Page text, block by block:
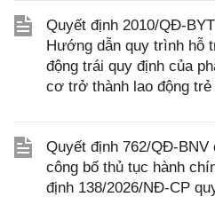
Quyết định 2010/QĐ-
Hướng dẫn quy trình hỗ
động trái quy định của
cơ trở thành lao động trẻ
Quyết định 762/QĐ-
công bố thủ tục hành
định 138/2026/NĐ-CP